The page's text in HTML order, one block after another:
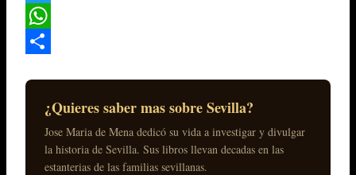
Twitter
WhatsApp
¿Quieres saber mas sobre Sevilla?
Jose Maria de Mena dedicó su vida a investigar y divulgar
la historia de Sevilla. Sus libros llevan decadas en las
estanterias de las familias sevillanas.